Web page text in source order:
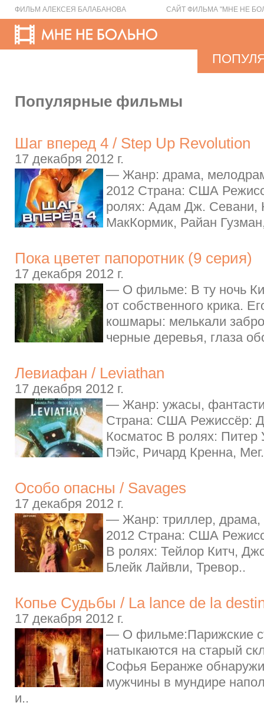
ФИЛЬМ АЛЕКСЕЯ БАЛАБАНОВА САЙТ ФИЛЬМА "МНЕ НЕ
Популярные фильмы
Шаг вперед 4 / Step Up Revolution
17 декабря 2012 г.
— Жанр: драма,
2012 Страна: США
ролях: Адам Дж. Севани,
МакКормик, Райан
Пока цветет папоротник (9 серия)
17 декабря 2012 г.
— О фильме: В ту ночь
от собственного крика.
кошмары: мелькали
черные деревья, глаза
Левиафан / Leviathan
17 декабря 2012 г.
— Жанр: ужасы,
Страна: США Режиссёр:
Косматос В ролях:
Пэйс, Ричард Кренна,
Особо опасны / Savages
17 декабря 2012 г.
— Жанр: триллер, драма,
2012 Страна: США
В ролях: Тейлор Китч,
Блейк Лайвли, Тревор..
Копье Судьбы / La lance de la
17 декабря 2012 г.
— О фильме:Парижские
натыкаются на старый
Софья Беранже
мужчины в мундире
и..